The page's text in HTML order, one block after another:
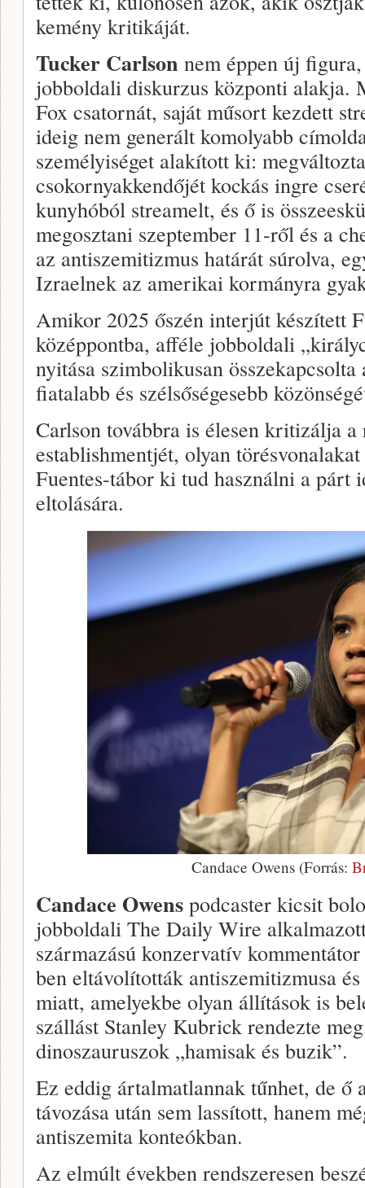
kemény kritikáját.
Tucker Carlson nem éppen új
jobboldali diskurzus központi alakja.
Fox csatornát, saját műsort kezdett
ideig nem generált komolyabb
személyiséget alakított ki:
csokornyakkendőjét kockás ingre
kunyhóból streamelt, és ő is
megosztani szeptember 11-ről és a
az antiszemitizmus határát súrolva,
Izraelnek az amerikai kormányra
Amikor 2025 őszén interjút készített
középpontba, afféle jobboldali
nyitása szimbolikusan
fiatalabb és szélsőségesebb
Carlson továbbra is élesen kritizálja
establishmentjét, olyan
Fuentes-tábor ki tud használni a párt
eltolására.
Candace Owens (Forrás:
Candace Owens podcaster kicsit
jobboldali The Daily Wire
származású konzervatív
ben eltávolították antiszemitizmusa
miatt, amelyekbe olyan állítások is
szállást Stanley Kubrick rendezte
dinoszauruszok „hamisak és buzik”.
Ez eddig ártalmatlannak tűnhet, de
távozása után sem lassított, hanem
antiszemita konteókban.
Az elmúlt években rendszeresen